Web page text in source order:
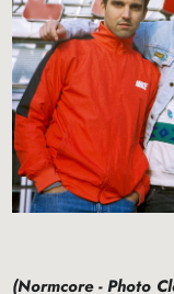
(Normcore - Photo